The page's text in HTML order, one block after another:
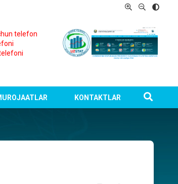
telefon
KONTAKTLAR